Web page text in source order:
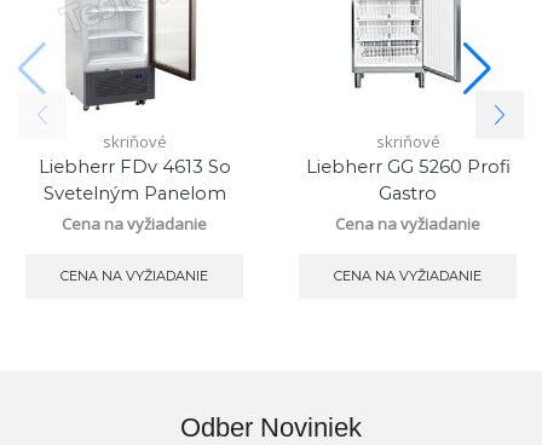
skriňové
Liebherr FDv 4613 So
Svetelným Panelom
Cena na vyžiadanie
CENA NA VYŽIADANIE
skriňové
Liebherr GG 5260 Profi
Gastro
Cena na vyžiadanie
CENA NA VYŽIADANIE
Odber Noviniek